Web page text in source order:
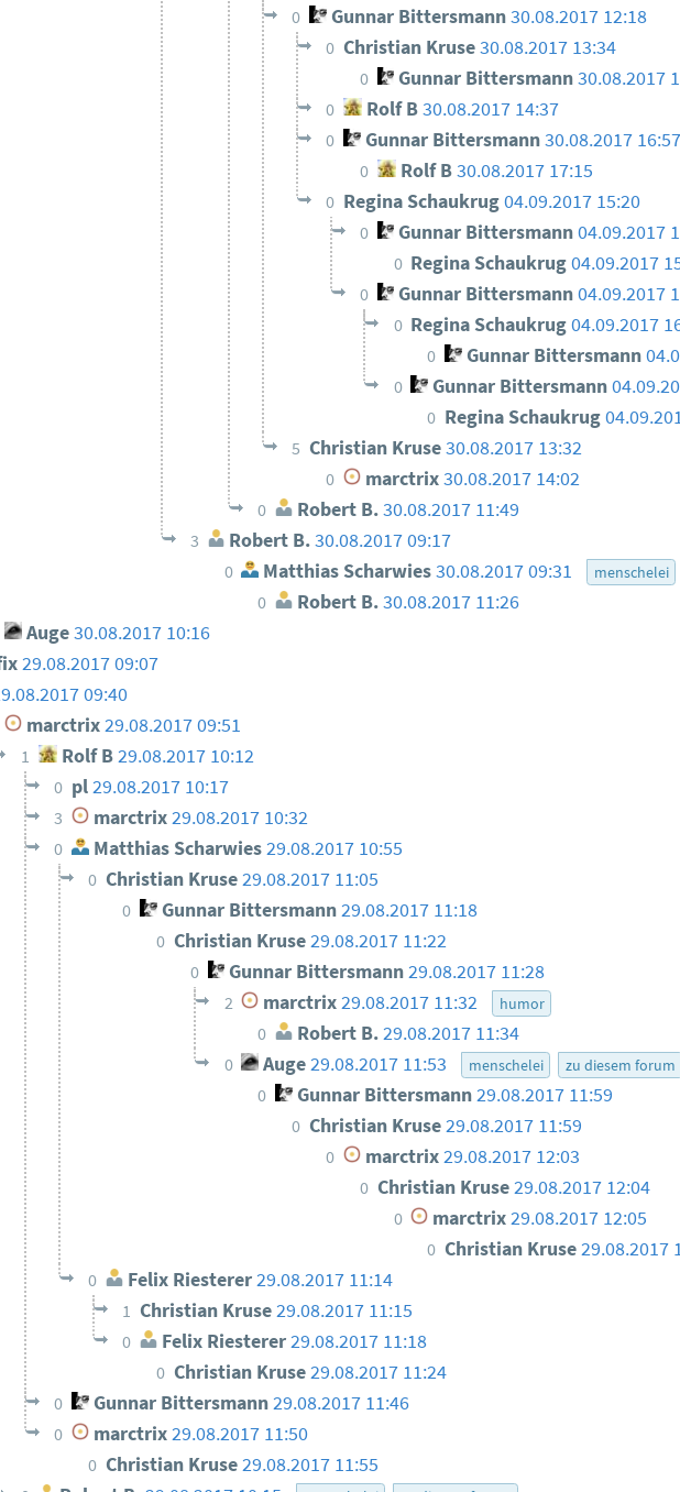
0 Gunnar Bittersmann30.08.2017 12:18
0 Christian Kruse30.08.2017 13:34
0 Gunnar Bittersmann 30.08.2017
0 Rolf B 30.08.2017 14:37
0 Gunnar Bittersmann30.08.2017 16:57
0 Rolf B30.08.2017 17:15
0 Regina Schaukrug04.09.2017 15:20
0 Gunnar Bittersmann 04.09.2017
0 Regina Schaukrug04.09.2017
0 Gunnar Bittersmann 04.09.2017
0 Regina Schaukrug04.09.2017
0 Gunnar Bittersmann
0 Gunnar Bittersmann
0 Regina Schaukrug
5 Christian Kruse30.08.2017 13:32
0 marctrix30.08.2017 14:02
0 Robert B.30.08.2017 11:49
3 Robert B. 30.08.2017 09:17
0 Matthias Scharwies30.08.2017 09:31 menschelei
0 Robert B.30.08.2017 11:26
Auge 30.08.2017 10:16
29.08.2017 09:07
09:40
marctrix 29.08.2017 09:51
1 Rolf B29.08.2017 10:12
0 pl29.08.2017 10:17
3 marctrix29.08.2017 10:32
0 Matthias Scharwies29.08.2017 10:55
0 Christian Kruse29.08.2017 11:05
0 Gunnar Bittersmann29.08.2017 11:18
0 Christian Kruse29.08.2017 11:22
0 Gunnar Bittersmann 29.08.2017 11:28
2 marctrix29.08.2017 11:32 humor
0 Robert B.29.08.2017 11:34
0 Auge29.08.2017 11:53 menschelei zu diesem forum
0 Gunnar Bittersmann29.08.2017 11:59
0 Christian Kruse29.08.2017 11:59
0 marctrix29.08.2017 12:03
0 Christian Kruse29.08.2017 12:04
0 marctrix29.08.2017 12:05
0 Christian Kruse29.08.2017
0 Felix Riesterer29.08.2017 11:14
1 Christian Kruse29.08.2017 11:15
0 Felix Riesterer29.08.2017 11:18
0 Christian Kruse29.08.2017 11:24
0 Gunnar Bittersmann29.08.2017 11:46
0 marctrix29.08.2017 11:50
0 Christian Kruse29.08.2017 11:55